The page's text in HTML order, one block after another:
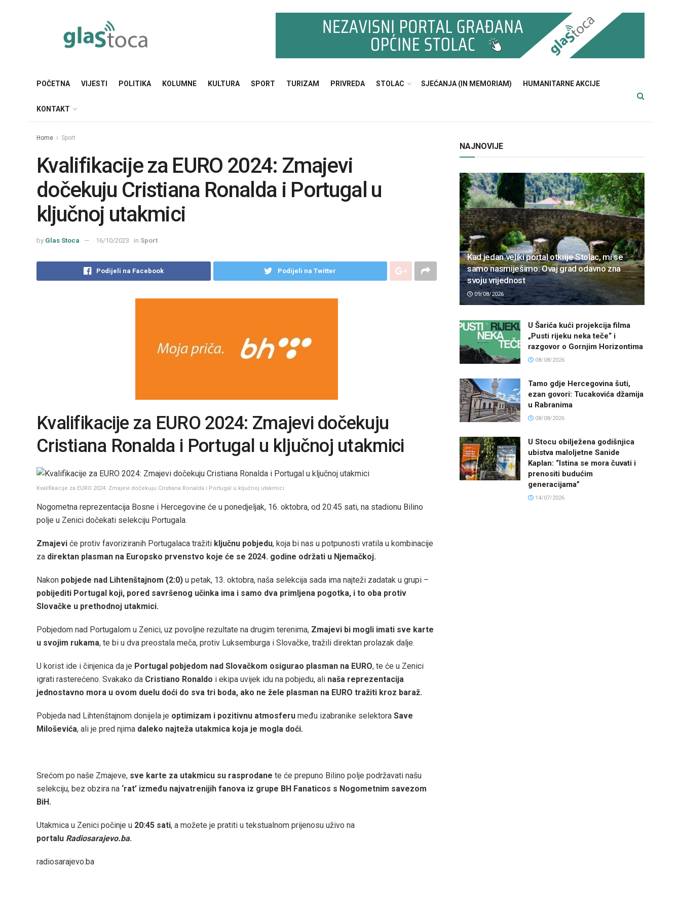
POČETNA VIJESTI POLITIKA KOLUMNE KULTURA SPORT TURIZAM PRIVREDA STOLAC SJEĆANJA (IN MEMORIAM) HUMANITARNE AKCIJE
KONTAKT
Home Sport
Kvalifikacije za EURO 2024: Zmajevi
dočekuju Cristiana Ronalda i Portugal u
ključnoj utakmici
by Glas Stoca 16/10/2023 in Sport
Podijeli na Facebook Podijeli na Twitter
Kvalifikacije za EURO 2024: Zmajevi dočekuju
Cristiana Ronalda i Portugal u ključnoj utakmici
Kvalifikacije za EURO 2024: Zmajevi dočekuju Cristiana Ronalda i Portugal u ključnoj utakmici
Nogometna reprezentacija Bosne i Hercegovine će u ponedjeljak, 16. oktobra, od 20:45 sati, na stadionu Bilino
polje u Zenici dočekati selekciju Portugala.
Zmajevi će protiv favoriziranih Portugalaca tražiti ključnu pobjedu, koja bi nas u potpunosti vratila u kombinacije
za direktan plasman na Europsko prvenstvo koje će se 2024. godine održati u Njemačkoj.
Nakon pobjede nad Lihtenštajnom (2:0) u petak, 13. oktobra, naša selekcija sada ima najteži zadatak u grupi –
pobijediti Portugal koji, pored savršenog učinka ima i samo dva primljena pogotka, i to oba protiv
Slovačke u prethodnoj utakmici.
Pobjedom nad Portugalom u Zenici, uz povoljne rezultate na drugim terenima, Zmajevi bi mogli imati sve karte
u svojim rukama, te bi u dva preostala meča, protiv Luksemburga i Slovačke, tražili direktan prolazak dalje.
U korist ide i činjenica da je Portugal pobjedom nad Slovačkom osigurao plasman na EURO, te će u Zenici
igrati rasterećeno. Svakako da Cristiano Ronaldo i ekipa uvijek idu na pobjedu, ali naša reprezentacija
jednostavno mora u ovom duelu doći do sva tri boda, ako ne žele plasman na EURO tražiti kroz baraž.
Pobjeda nad Lihtenštajnom donijela je optimizam i pozitivnu atmosferu među izabranike selektora Save
Miloševića, ali je pred njima daleko najteža utakmica koja je mogla doći.
Srećom po naše Zmajeve, sve karte za utakmicu su rasprodane te će prepuno Bilino polje podržavati našu
selekciju, bez obzira na ‘rat’ između najvatrenijih fanova iz grupe BH Fanaticos s Nogometnim savezom
BiH.
Utakmica u Zenici počinje u 20:45 sati, a možete je pratiti u tekstualnom prijenosu uživo na
portalu Radiosarajevo.ba.
radiosarajevo.ba
NAJNOVIJE
Kad jedan veliki portal otkrije Stolac, mi se
samo nasmiješimo: Ovaj grad odavno zna
svoju vrijednost
09/08/2026
U Šarića kući projekcija filma
„Pusti rijeku neka teče“ i
razgovor o Gornjim Horizontima
08/08/2026
Tamo gdje Hercegovina šuti,
ezan govori: Tucakovića džamija
u Rabranima
08/08/2026
U Stocu obilježena godišnjica
ubistva maloljetne Sanide
Kaplan: “Istina se mora čuvati i
prenositi budućim
generacijama”
14/07/2026